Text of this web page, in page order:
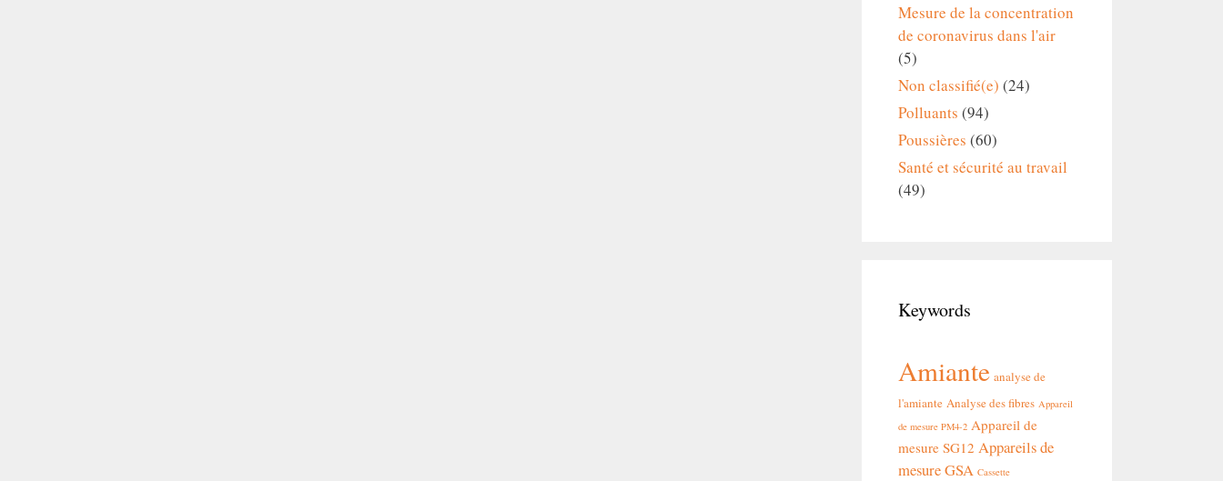
Mesure de la concentration
de coronavirus dans l'air
(5)
Non classifié(e) (24)
Polluants (94)
Poussières (60)
Santé et sécurité au travail
(49)
Keywords
Amiante analyse de
l'amiante Analyse des fibres Appareil
de mesure PM4-2 Appareil de
mesure SG12 Appareils de
mesure GSA Cassette